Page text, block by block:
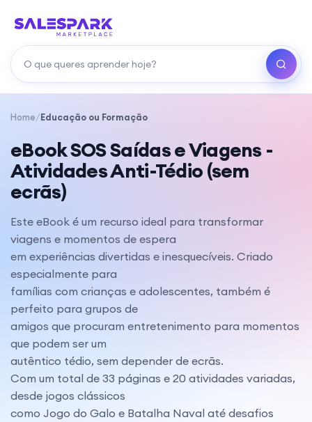
Home/Educação ou Formação
eBook SOS Saídas e Viagens -
Atividades Anti-Tédio (sem
ecrãs)
Este eBook é um recurso ideal para transformar
viagens e momentos de espera
em experiências divertidas e inesquecíveis. Criado
especialmente para
famílias com crianças e adolescentes, também é
perfeito para grupos de
amigos que procuram entretenimento para momentos
que podem ser um
autêntico tédio, sem depender de ecrãs.
Com um total de 33 páginas e 20 atividades variadas,
desde jogos clássicos
como Jogo do Galo e Batalha Naval até desafios